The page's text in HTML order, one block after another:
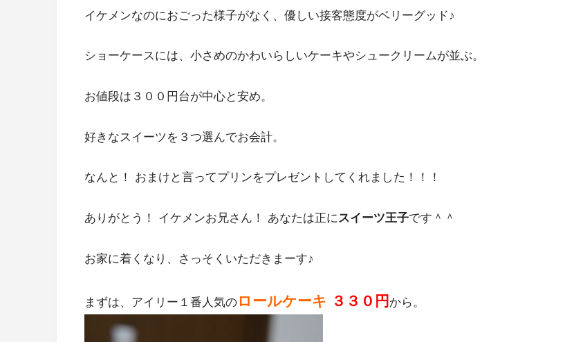
イケメンなのにおごった様子がなく、優しい接客態度がベリーグッド♪
ショーケースには、小さめのかわいらしいケーキやシュークリームが並ぶ。
お値段は３００円台が中心と安め。
好きなスイーツを３つ選んでお会計。
なんと！ おまけと言ってプリンをプレゼントしてくれました！！！
ありがとう！ イケメンお兄さん！ あなたは正にスイーツ王子です＾＾
お家に着くなり、さっそくいただきまーす♪
まずは、アイリー１番人気の ロールケーキ ３３０円 から。